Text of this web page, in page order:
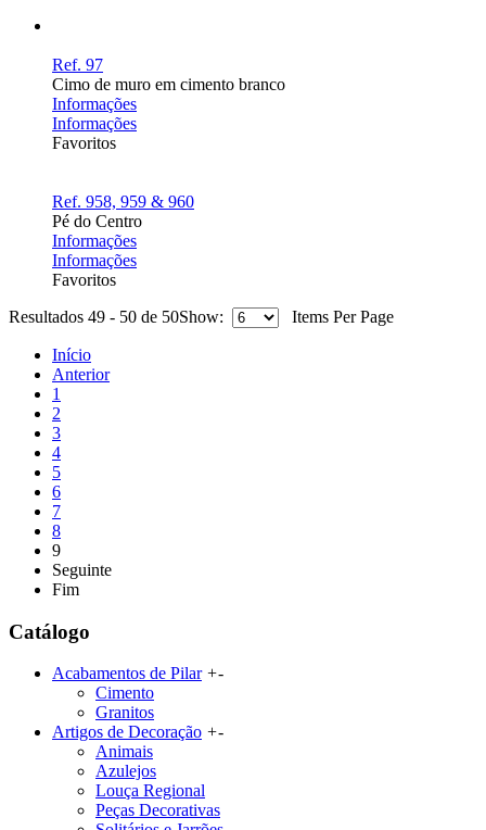
Ref. 97
Cimo de muro em cimento branco
Informações
Informações
Favoritos
Ref. 958, 959 & 960
Pé do Centro
Informações
Informações
Favoritos
Resultados 49 - 50 de 50Show: Items Per Page
Início
Anterior
1
2
3
4
5
6
7
8
9
Seguinte
Fim
Catálogo
Acabamentos de Pilar +-
Cimento
Granitos
Artigos de Decoração +-
Animais
Azulejos
Louça Regional
Peças Decorativas